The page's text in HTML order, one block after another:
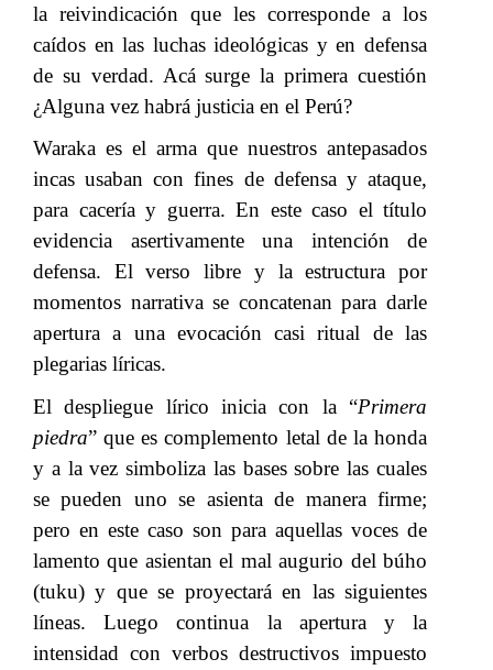
la reivindicación que les corresponde a los
caídos en las luchas ideológicas y en defensa
de su verdad. Acá surge la primera cuestión
¿Alguna vez habrá justicia en el Perú?
Waraka es el arma que nuestros antepasados
incas usaban con fines de defensa y ataque,
para cacería y guerra. En este caso el título
evidencia asertivamente una intención de
defensa. El verso libre y la estructura por
momentos narrativa se concatenan para darle
apertura a una evocación casi ritual de las
plegarias líricas.
El despliegue lírico inicia con la “Primera
piedra” que es complemento letal de la honda
y a la vez simboliza las bases sobre las cuales
se pueden uno se asienta de manera firme;
pero en este caso son para aquellas voces de
lamento que asientan el mal augurio del búho
(tuku) y que se proyectará en las siguientes
líneas. Luego continua la apertura y la
intensidad con verbos destructivos impuesto